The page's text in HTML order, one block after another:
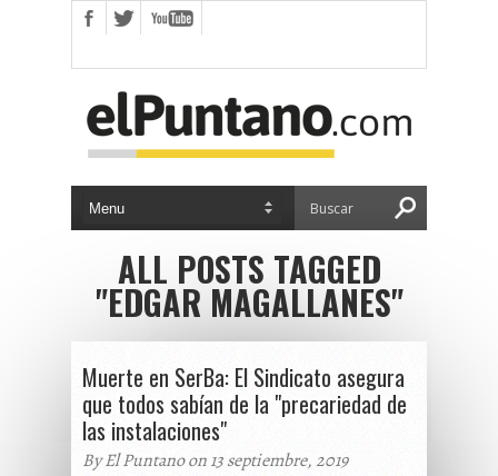
ALL POSTS TAGGED
"EDGAR MAGALLANES"
Muerte en SerBa: El Sindicato asegura
que todos sabían de la "precariedad de
las instalaciones"
By El Puntano on 13 septiembre, 2019